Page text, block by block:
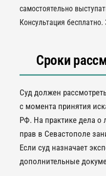
самостоятельно
Консультация бесплатно.
Сроки
Суд должен
с момента принятия
РФ. На практике дела о
прав в Севастополе
Если суд назначает
дополнительные